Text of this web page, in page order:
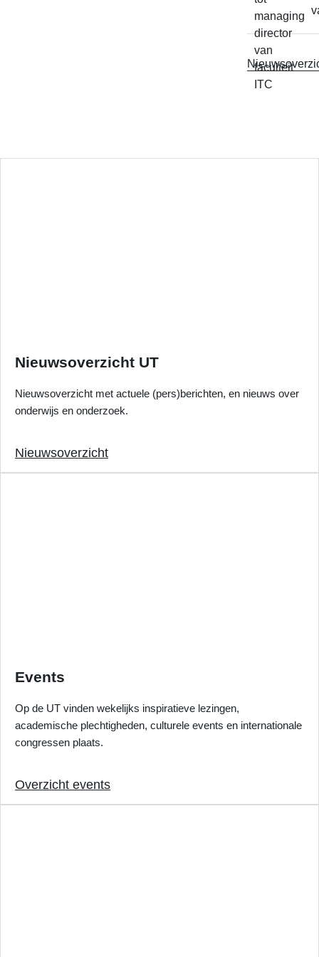
Nieuwsoverzicht UT
Nieuwsoverzicht met actuele (pers)berichten, en nieuws over
onderwijs en onderzoek.
Nieuwsoverzicht
Events
Op de UT vinden wekelijks inspiratieve lezingen,
academische plechtigheden, culturele events en internationale
congressen plaats.
Overzicht events